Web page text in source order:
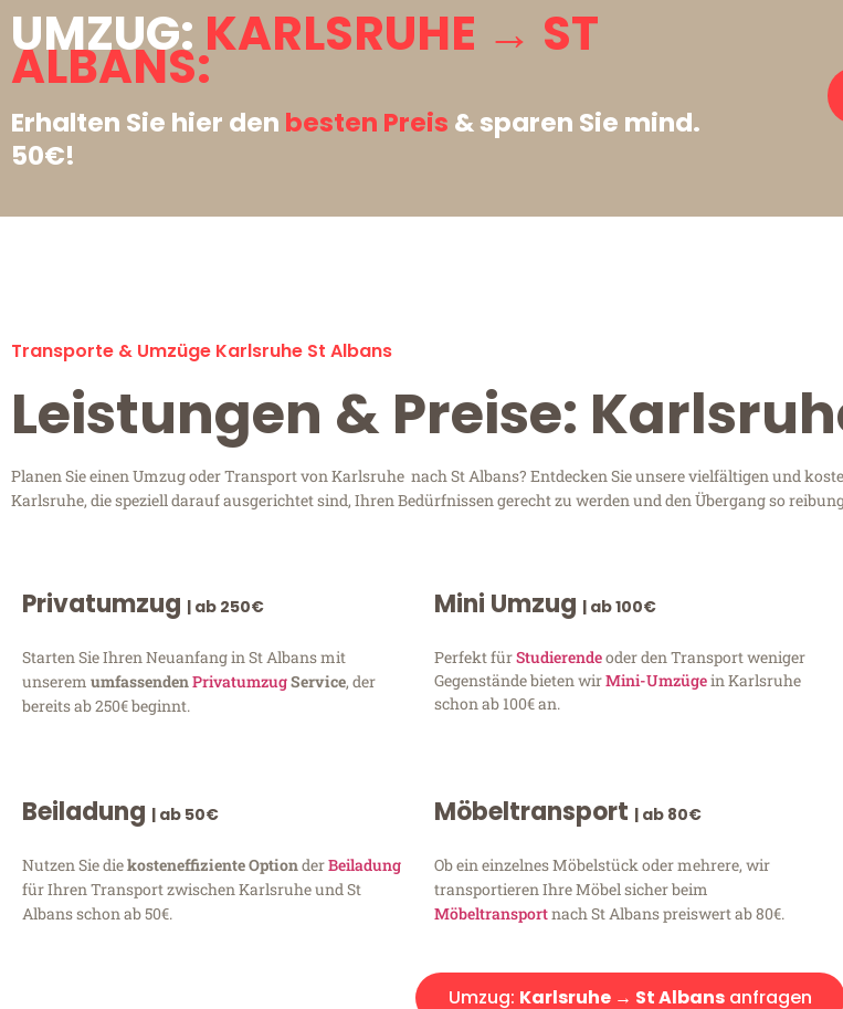
UMZUG: KARLSRUHE → ST
ALBANS:
Erhalten Sie hier den besten Preis & sparen Sie mind.
50€!
Transporte & Umzüge Karlsruhe St Albans
Leistungen & Preise:
Planen Sie einen Umzug oder Transport von Karlsruhe nach St Albans? Entdecken Sie unsere vielfältigen und
Karlsruhe, die speziell darauf ausgerichtet sind, Ihren Bedürfnissen gerecht zu werden und den Übergang so
Privatumzug | ab 250€
Starten Sie Ihren Neuanfang in St Albans mit
unserem umfassendenPrivatumzugService, der
bereits ab 250€ beginnt.
Mini Umzug | ab 100€
Perfekt fürStudierendeoder den Transport weniger
Gegenstände bieten wirMini-Umzügein Karlsruhe
schon ab 100€ an.
Beiladung | ab 50€
Nutzen Sie diekosteneffiziente OptionderBeiladung
für Ihren Transport zwischen Karlsruhe und St
Albans schon ab 50€.
Möbeltransport | ab 80€
Ob ein einzelnes Möbelstück oder mehrere, wir
transportieren Ihre Möbel sicher beim
Möbeltransportnach St Albans preiswert ab 80€.
Umzug: Karlsruhe → St Albansanfragen